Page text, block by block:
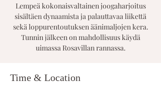
Lempeä kokonaisvaltainen joogaharjoitus
sisältäen dynaamista ja palauttavaa liikettä
sekä loppurentoutuksen äänimaljojen kera.
Tunnin jälkeen on mahdollisuus käydä
uimassa Rosavillan rannassa.
Time & Location